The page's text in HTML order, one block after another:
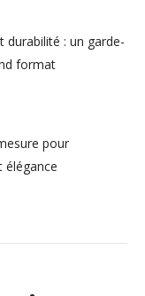
durabilité : un garde-
format
pour
élégance